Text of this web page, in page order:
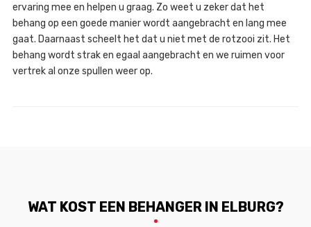
ervaring mee en helpen u graag. Zo weet u zeker dat het
behang op een goede manier wordt aangebracht en lang mee
gaat. Daarnaast scheelt het dat u niet met de rotzooi zit. Het
behang wordt strak en egaal aangebracht en we ruimen voor
vertrek al onze spullen weer op.
WAT KOST EEN BEHANGER IN ELBURG?